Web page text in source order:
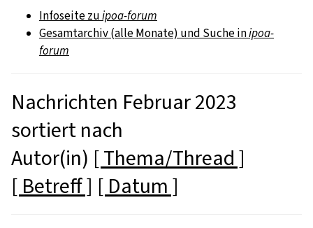
Infoseite zuipoa-forum
Gesamtarchiv (alle Monate) und Suche inipoa-
forum
Nachrichten Februar 2023
sortiert nach
Autor(in) [ Thema/Thread ]
[ Betreff ] [ Datum ]